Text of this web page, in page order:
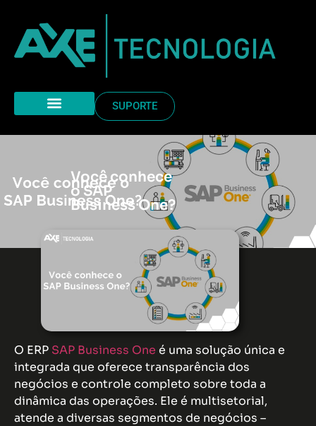
SUPORTE
Você conhece
o SAP
Business One?
O ERP SAP Business One é uma solução única e
integrada que oferece transparência dos
negócios e controle completo sobre toda a
dinâmica das operações. Ele é multisetorial,
atende a diversas segmentos de negócios –